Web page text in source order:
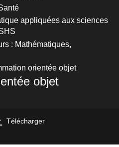
appliquées aux sciences
: Mathématiques,
orientée objet
objet
Télécharger